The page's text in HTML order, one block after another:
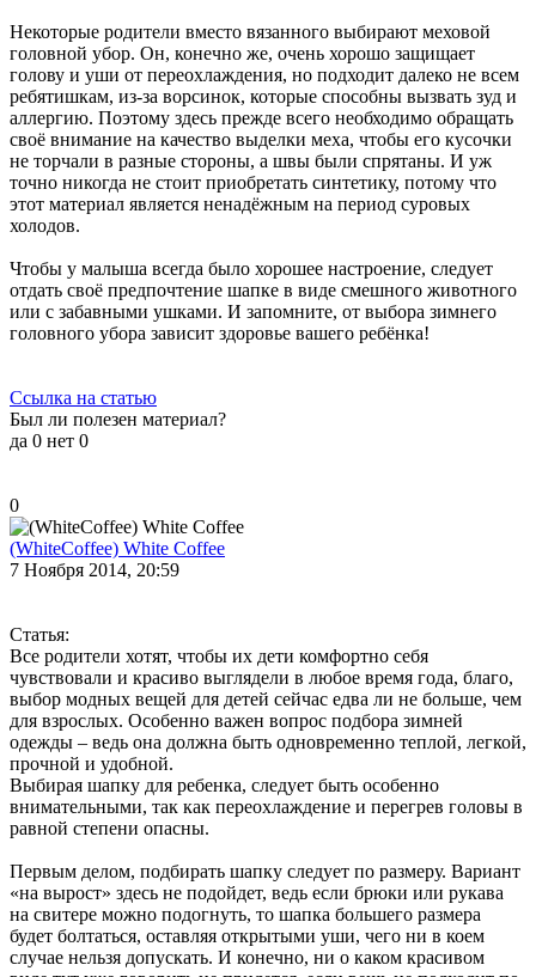
Некоторые родители вместо вязанного выбирают меховой
головной убор. Он, конечно же, очень хорошо защищает
голову и уши от переохлаждения, но подходит далеко не всем
ребятишкам, из-за ворсинок, которые способны вызвать зуд и
аллергию. Поэтому здесь прежде всего необходимо обращать
своё внимание на качество выделки меха, чтобы его кусочки
не торчали в разные стороны, а швы были спрятаны. И уж
точно никогда не стоит приобретать синтетику, потому что
этот материал является ненадёжным на период суровых
холодов.
Чтобы у малыша всегда было хорошее настроение, следует
отдать своё предпочтение шапке в виде смешного животного
или с забавными ушками. И запомните, от выбора зимнего
головного убора зависит здоровье вашего ребёнка!
Ссылка на статью
Был ли полезен материал?
да 0 нет 0
0
(WhiteCoffee) White Coffee
7 Ноября 2014, 20:59
Статья:
Все родители хотят, чтобы их дети комфортно себя
чувствовали и красиво выглядели в любое время года, благо,
выбор модных вещей для детей сейчас едва ли не больше, чем
для взрослых. Особенно важен вопрос подбора зимней
одежды – ведь она должна быть одновременно теплой, легкой,
прочной и удобной.
Выбирая шапку для ребенка, следует быть особенно
внимательными, так как переохлаждение и перегрев головы в
равной степени опасны.
Первым делом, подбирать шапку следует по размеру. Вариант
«на вырост» здесь не подойдет, ведь если брюки или рукава
на свитере можно подогнуть, то шапка большего размера
будет болтаться, оставляя открытыми уши, чего ни в коем
случае нельзя допускать. И конечно, ни о каком красивом